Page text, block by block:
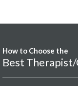
How to Choose the
Best